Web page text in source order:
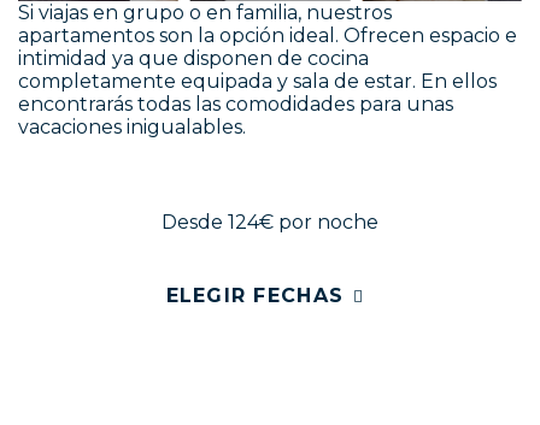
Si viajas en grupo o en familia, nuestros
apartamentos son la opción ideal. Ofrecen espacio e
intimidad ya que disponen de cocina
completamente equipada y sala de estar. En ellos
encontrarás todas las comodidades para unas
vacaciones inigualables.
Desde 124€ por noche
ELEGIR FECHAS